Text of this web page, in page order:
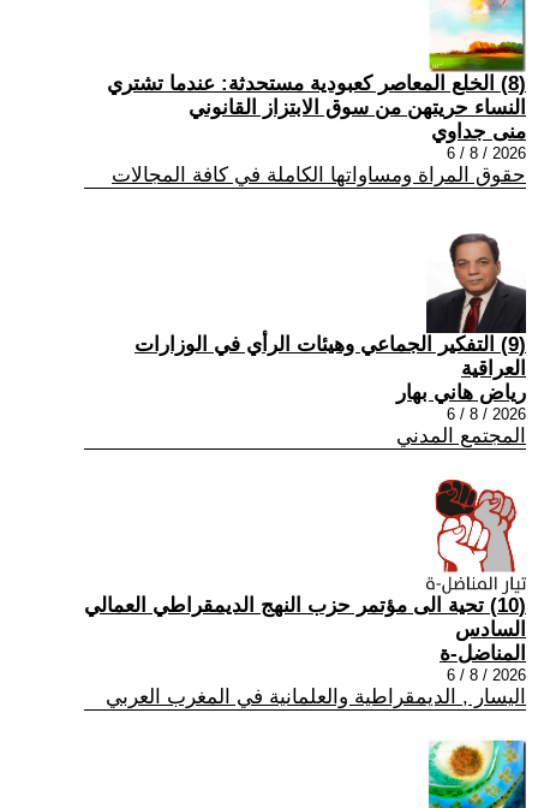
(8) الخلع المعاصر كعبودية مستحدثة: عندما تشتري
النساء حريتهن من سوق الابتزاز القانوني
منى جداوي
2026 / 8 / 6
حقوق المراة ومساواتها الكاملة في كافة المجالات
(9) التفكير الجماعي وهيئات الرأي في الوزارات
العراقية
رياض هاني بهار
2026 / 8 / 6
المجتمع المدني
(10) تحية الى مؤتمر حزب النهج الديمقراطي العمالي
السادس
المناضل-ة
2026 / 8 / 6
اليسار , الديمقراطية والعلمانية في المغرب العربي